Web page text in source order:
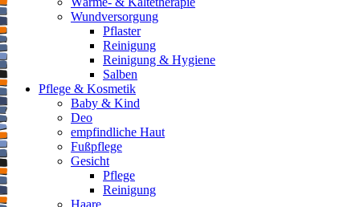
Wundversorgung
Pflaster
Reinigung
Reinigung & Hygiene
Salben
Pflege & Kosmetik
Baby & Kind
Deo
empfindliche Haut
Fußpflege
Gesicht
Pflege
Reinigung
Haare